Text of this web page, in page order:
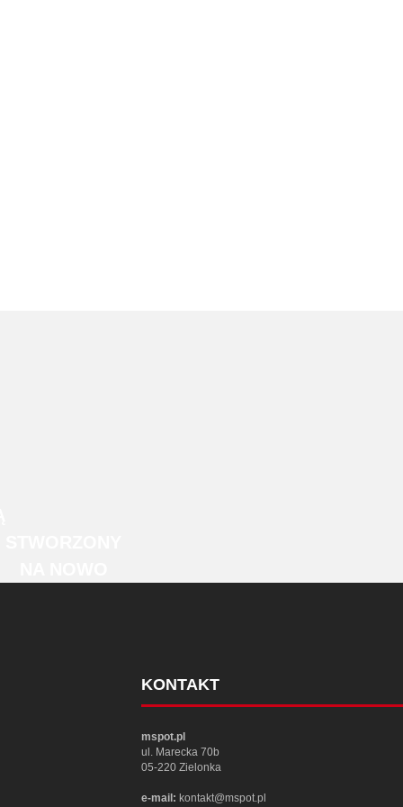
KONTAKT
mspot.pl
ul. Marecka 70b
05-220 Zielonka
e-mail: kontakt@mspot.pl